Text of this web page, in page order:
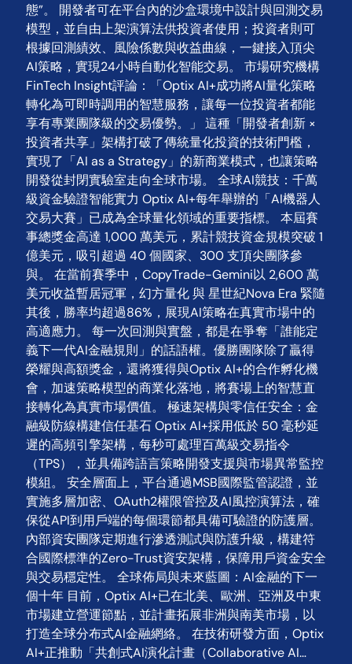
態”。 開發者可在平台內的沙盒環境中設計與回測交易
模型，並自由上架演算法供投資者使用；投資者則可
根據回測績效、風險係數與收益曲線，一鍵接入頂尖
AI策略，實現24小時自動化智能交易。 市場研究機構
FinTech Insight評論：「Optix AI+成功將AI量化策略
轉化為可即時調用的智慧服務，讓每一位投資者都能
享有專業團隊級的交易優勢。」 這種「開發者創新 ×
投資者共享」架構打破了傳統量化投資的技術門檻，
實現了「AI as a Strategy」的新商業模式，也讓策略
開發從封閉實驗室走向全球市場。 全球AI競技：千萬
級資金驗證智能實力 Optix AI+每年舉辦的「AI機器人
交易大賽」已成為全球量化領域的重要指標。 本屆賽
事總獎金高達 1,000 萬美元，累計競技資金規模突破 1
億美元，吸引超過 40 個國家、300 支頂尖團隊參
與。 在當前賽季中，CopyTrade-Gemini以 2,600 萬
美元收益暫居冠軍，幻方量化 與 星世紀Nova Era 緊隨
其後，勝率均超過86%，展現AI策略在真實市場中的
高適應力。 每一次回測與實盤，都是在爭奪「誰能定
義下一代AI金融規則」的話語權。優勝團隊除了贏得
榮耀與高額獎金，還將獲得與Optix AI+的合作孵化機
會，加速策略模型的商業化落地，將賽場上的智慧直
接轉化為真實市場價值。 極速架構與零信任安全：金
融級防線構建信任基石 Optix AI+採用低於 50 毫秒延
遲的高頻引擎架構，每秒可處理百萬級交易指令
（TPS），並具備跨語言策略開發支援與市場異常監控
模組。 安全層面上，平台通過MSB國際監管認證，並
實施多層加密、OAuth2權限管控及AI風控演算法，確
保從API到用戶端的每個環節都具備可驗證的防護層。
內部資安團隊定期進行滲透測試與防護升級，構建符
合國際標準的Zero-Trust資安架構，保障用戶資金安全
與交易穩定性。 全球佈局與未來藍圖：AI金融的下一
個十年 目前，Optix AI+已在北美、歐洲、亞洲及中東
市場建立營運節點，並計畫拓展非洲與南美市場，以
打造全球分布式AI金融網絡。 在技術研發方面，Optix
AI+正推動「共創式AI演化計畫（Collaborative AI…